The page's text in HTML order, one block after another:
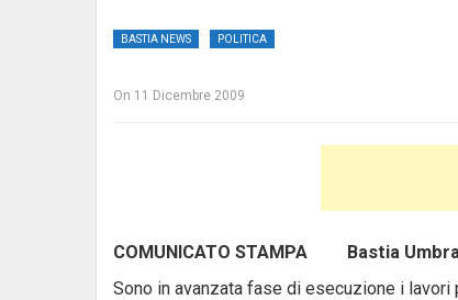
BASTIA NEWS POLITICA
On 11 Dicembre 2009
COMUNICATO STAMPA Bastia
Sono in avanzata fase di esecuzione i